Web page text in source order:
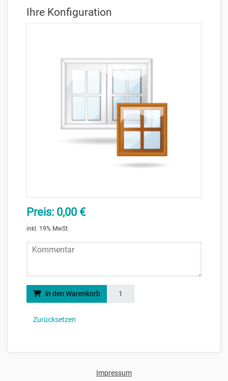
Ihre Konfiguration
Preis: 0,00 €
inkl. 19% MwSt.
Kommentar
in den Warenkorb
Menge
Zurücksetzen
Impressum